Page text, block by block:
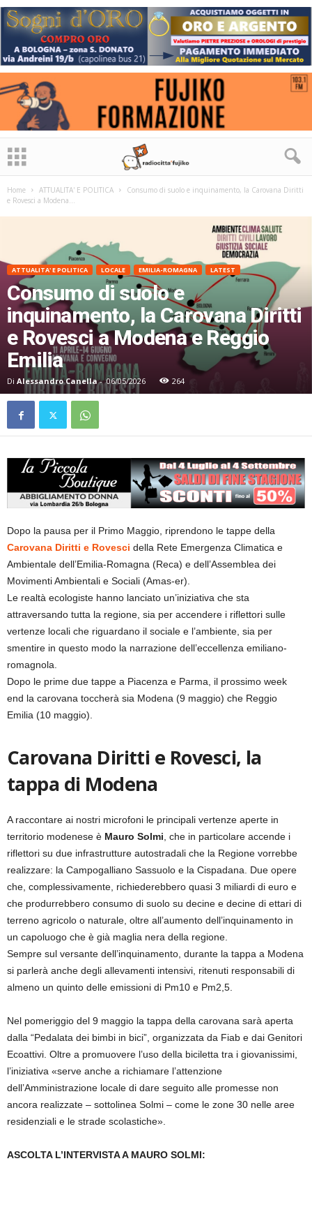
Home ATTUALITA' E POLITICA
Consumo di suolo e inquinamento, la Carovana Diritti
e Rovesci a Modena...
ATTUALITA' E POLITICA LOCALE EMILIA-ROMAGNA LATEST
Consumo di suolo e
inquinamento, la Carovana Diritti
e Rovesci a Modena e Reggio
Emilia
Di Alessandro Canella- 06/05/2026 264
Dopo la pausa per il Primo Maggio, riprendono le tappe della
Carovana Diritti e Rovesci della Rete Emergenza Climatica e
Ambientale dell’Emilia-Romagna (Reca) e dell’Assemblea dei
Movimenti Ambientali e Sociali (Amas-er).
Le realtà ecologiste hanno lanciato un’iniziativa che sta
attraversando tutta la regione, sia per accendere i riflettori sulle
vertenze locali che riguardano il sociale e l’ambiente, sia per
smentire in questo modo la narrazione dell’eccellenza emiliano-
romagnola.
Dopo le prime due tappe a Piacenza e Parma, il prossimo week
end la carovana toccherà sia Modena (9 maggio) che Reggio
Emilia (10 maggio).
Carovana Diritti e Rovesci, la
tappa di Modena
A raccontare ai nostri microfoni le principali vertenze aperte in
territorio modenese è Mauro Solmi, che in particolare accende i
riflettori su due infrastrutture autostradali che la Regione vorrebbe
realizzare: la Campogalliano Sassuolo e la Cispadana. Due opere
che, complessivamente, richiederebbero quasi 3 miliardi di euro e
che produrrebbero consumo di suolo su decine e decine di ettari di
terreno agricolo o naturale, oltre all’aumento dell’inquinamento in
un capoluogo che è già maglia nera della regione.
Sempre sul versante dell’inquinamento, durante la tappa a Modena
si parlerà anche degli allevamenti intensivi, ritenuti responsabili di
almeno un quinto delle emissioni di Pm10 e Pm2,5.
Nel pomeriggio del 9 maggio la tappa della carovana sarà aperta
dalla “Pedalata dei bimbi in bici”, organizzata da Fiab e dai Genitori
Ecoattivi. Oltre a promuovere l’uso della biciletta tra i giovanissimi,
l’iniziativa «serve anche a richiamare l’attenzione
dell’Amministrazione locale di dare seguito alle promesse non
ancora realizzate – sottolinea Solmi – come le zone 30 nelle aree
residenziali e le strade scolastiche».
ASCOLTA L’INTERVISTA A MAURO SOLMI: